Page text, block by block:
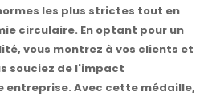
les plus strictes tout en
circulaire. En optant pour un
vous montrez à vos clients et
souciez de l'impact
entreprise. Avec cette médaille,